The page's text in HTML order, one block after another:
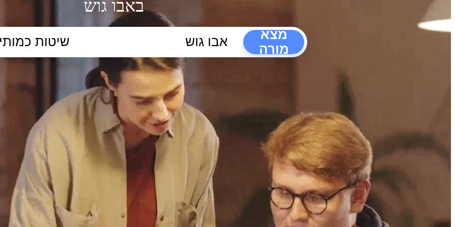
באבו גוש
מצא
מורה
ללמוד אונליין
ללמוד
פרונטלי
תיכון השכלה גבוהה הפרעות קשב וריכוז
כלי סינון